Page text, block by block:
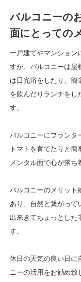
バルコニーの
面にとっての
一戸建てやマンション
すが、バルコニーは屋
は日光浴をしたり、簡
を飲んだりランチをし
す。
バルコニーにプランタ
トマトを育てたりと簡
メンタル面で心が落ち
バルコニーのメリット
あり、自然と繋がって
出来きてちょっとした
す。
休日の天気の良い日に
ニーの活用をお勧め致